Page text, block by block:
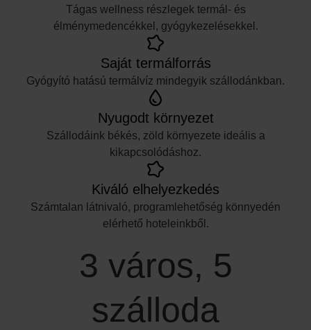
Tágas wellness részlegek termál- és
élménymedencékkel, gyógykezelésekkel.
Saját termálforrás
Gyógyító hatású termálvíz mindegyik szállodánkban.
Nyugodt környezet
Szállodáink békés, zöld környezete ideális a
kikapcsolódáshoz.
Kiváló elhelyezkedés
Számtalan látnivaló, programlehetőség könnyedén
elérhető hoteleinkből.
3 város, 5
szálloda